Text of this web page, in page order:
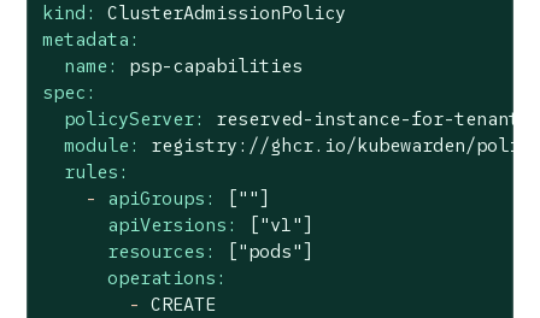
kind:
ClusterAdmissionPolicy
metadata:
name:
psp-capabilities
spec:
policyServer:
reserved-instance-for-tenant-a
module:
registry://ghcr.io/kubewarden/
rules:
-
apiGroups:
[""]
apiVersions:
["v1"]
resources:
["pods"]
operations:
- CREATE